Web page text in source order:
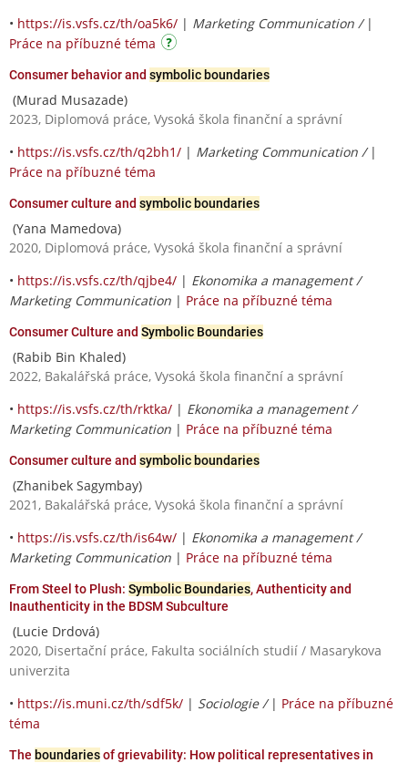
• https://is.vsfs.cz/th/oa5k6/ | Marketing Communication / |
Práce na příbuzné téma
Consumer behavior and symbolic boundaries
(Murad Musazade)
2023, Diplomová práce, Vysoká škola finanční a správní
• https://is.vsfs.cz/th/q2bh1/ | Marketing Communication / |
Práce na příbuzné téma
Consumer culture and symbolic boundaries
(Yana Mamedova)
2020, Diplomová práce, Vysoká škola finanční a správní
• https://is.vsfs.cz/th/qjbe4/ | Ekonomika a management /
Marketing Communication | Práce na příbuzné téma
Consumer Culture and Symbolic Boundaries
(Rabib Bin Khaled)
2022, Bakalářská práce, Vysoká škola finanční a správní
• https://is.vsfs.cz/th/rktka/ | Ekonomika a management /
Marketing Communication | Práce na příbuzné téma
Consumer culture and symbolic boundaries
(Zhanibek Sagymbay)
2021, Bakalářská práce, Vysoká škola finanční a správní
• https://is.vsfs.cz/th/is64w/ | Ekonomika a management /
Marketing Communication | Práce na příbuzné téma
From Steel to Plush: Symbolic Boundaries, Authenticity and
Inauthenticity in the BDSM Subculture
(Lucie Drdová)
2020, Disertační práce, Fakulta sociálních studií / Masarykova
univerzita
• https://is.muni.cz/th/sdf5k/ | Sociologie / | Práce na příbuzné
téma
The boundariesof grievability: How political representatives in